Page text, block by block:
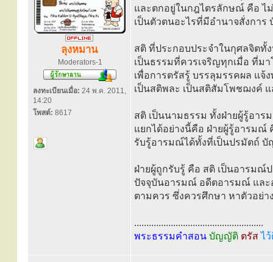
ลุงหมาน
Moderators-1
ลงทะเบียนเมื่อ: 24 พ.ค. 2011,
14:20
โพสต์: 8617
และตกอยู่ในกฎไตรลักษณ์ คือ ไ
เป็นตัวตนอะไรที่มีอำนาจสั่งการ
สติ ที่ประกอบประจำในกุศลจิตทั้
เป็นธรรมที่ควรเจริญทุกเมื่อ ที่ม
เพื่อการตรัสรู้ บรรลุมรรคผล แ
เป็นสติพละ เป็นสติสัมโพชฌงค์
สติ เป็นนามธรรม ทั้งฝ่ายผู้รู้อา
แยกได้อย่างนี้คือ ฝ่ายผู้รู้อารมณ์
รับรู้อารมณ์ได้ทั้งที่เป็นปรมัตถ์
ฝ่ายผู้ถูกรับรู้ คือ สติ เป็นอารมณ์
ปัจจุบันอารมณ์ อดีตอารมณ์ แล
ตามควร ซึ่งควรศึกษา หาตัวอย่า
.....................................................
พระธรรมคำสอน บัญญัติ ตรัสไ